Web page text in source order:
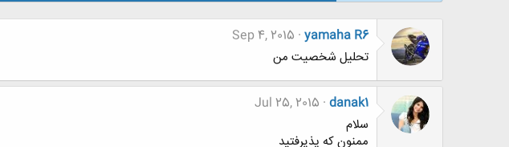
yamaha R6
Sep 4, 2015
تحلیل شخصیت من
danak1
Jul 25, 2015
سلام
ممنون که پذیرفتید